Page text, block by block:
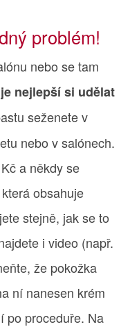
problém!
nebo se tam
je nejlepší si udělat
seženete v
nebo v salónech.
a někdy se
obsahuje
stejně, jak se to
i video (např.
že pokožka
ní nanesen krém
po proceduře. Na